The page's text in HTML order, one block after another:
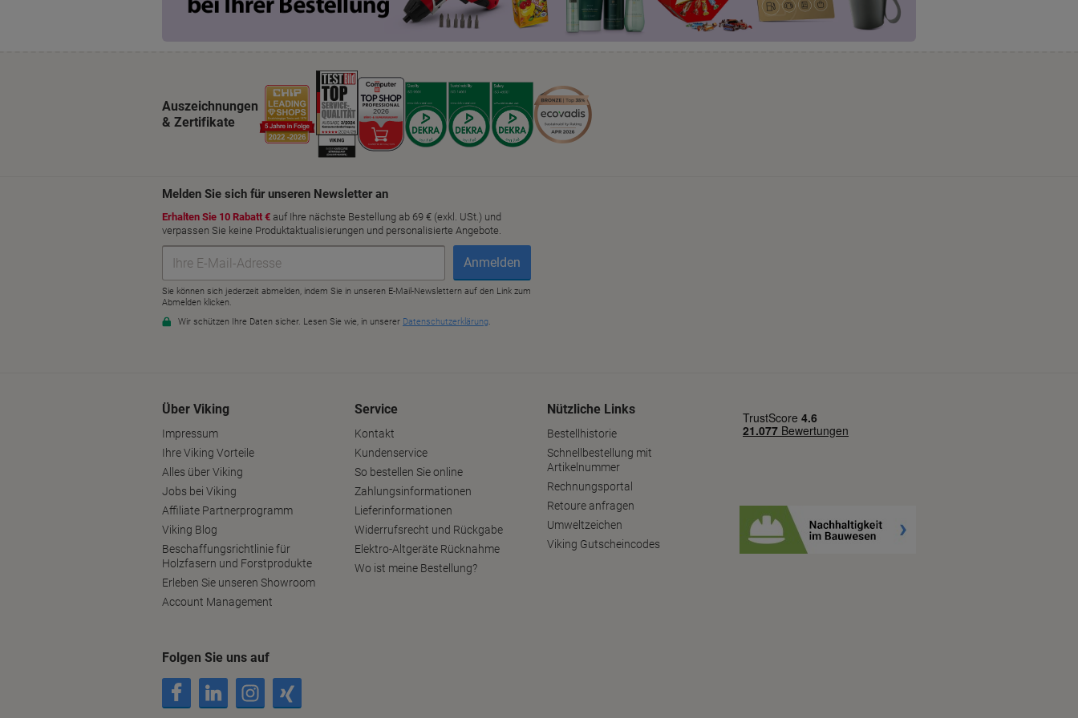
Auszeichnungen
& Zertifikate
Über Viking
Impressum
Ihre Viking Vorteile
Alles über Viking
Jobs bei Viking
Affiliate Partnerprogramm
Viking Blog
Beschaffungsrichtlinie für
Holzfasern und Forstprodukte
Erleben Sie unseren Showroom
Account Management
Service
Kontakt
Kundenservice
So bestellen Sie online
Zahlungsinformationen
Lieferinformationen
Widerrufsrecht und Rückgabe
Elektro-Altgeräte Rücknahme
Wo ist meine Bestellung?
Nützliche Links
Bestellhistorie
Schnellbestellung mit
Artikelnummer
Rechnungsportal
Retoure anfragen
Umweltzeichen
Viking Gutscheincodes
Folgen Sie uns auf